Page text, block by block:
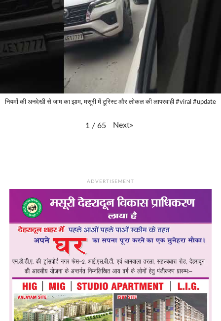
नियमों की अनदेखी से जाम का झाम, मसूरी में टूरिस्ट और लोकल की लापरवाही #viral #update
1 / 65 Next»
ADVERTISEMENT